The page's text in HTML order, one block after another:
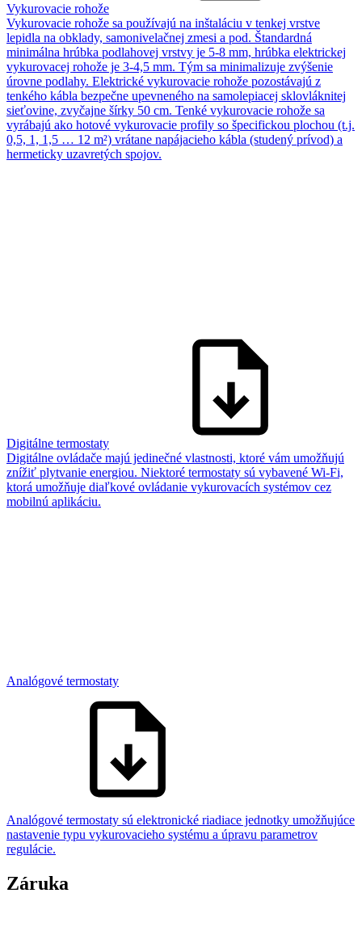
Vykurovacie rohože
Vykurovacie rohože sa používajú na inštaláciu v tenkej vrstve
lepidla na obklady, samonivelačnej zmesi a pod. Štandardná
minimálna hrúbka podlahovej vrstvy je 5-8 mm, hrúbka elektrickej
vykurovacej rohože je 3-4,5 mm. Tým sa minimalizuje zvýšenie
úrovne podlahy. Elektrické vykurovacie rohože pozostávajú z
tenkého kábla bezpečne upevneného na samolepiacej sklovláknitej
sieťovine, zvyčajne šírky 50 cm. Tenké vykurovacie rohože sa
vyrábajú ako hotové vykurovacie profily so špecifickou plochou (t.j.
0,5, 1, 1,5 … 12 m²) vrátane napájacieho kábla (studený prívod) a
hermeticky uzavretých spojov.
Digitálne termostaty
Digitálne ovládače majú jedinečné vlastnosti, ktoré vám umožňujú
znížiť plytvanie energiou. Niektoré termostaty sú vybavené Wi-Fi,
ktorá umožňuje diaľkové ovládanie vykurovacích systémov cez
mobilnú aplikáciu.
Analógové termostaty
Analógové termostaty sú elektronické riadiace jednotky umožňujúce
nastavenie typu vykurovacieho systému a úpravu parametrov
regulácie.​
Záruka